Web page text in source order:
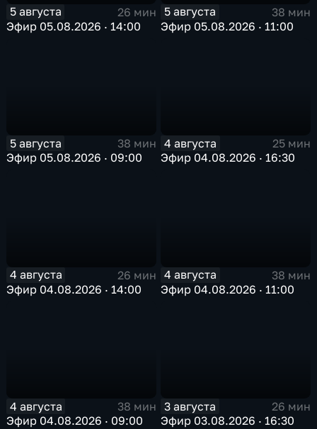
5 августа
26 мин
Эфир 05.08.2026 · 14:00
5 августа
38 мин
Эфир 05.08.2026 · 11:00
5 августа
38 мин
Эфир 05.08.2026 · 09:00
4 августа
25 мин
Эфир 04.08.2026 · 16:30
4 августа
26 мин
Эфир 04.08.2026 · 14:00
4 августа
38 мин
Эфир 04.08.2026 · 11:00
4 августа
38 мин
Эфир 04.08.2026 · 09:00
3 августа
26 мин
Эфир 03.08.2026 · 16:30